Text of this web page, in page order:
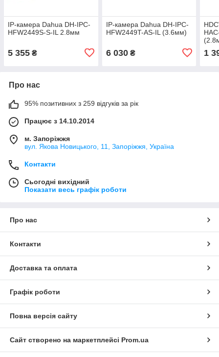
IP-камера Dahua DH-IPC-
HFW2449S-S-IL 2.8мм
5 355 ₴
IP-камера Dahua DH-IPC-
HFW2449T-AS-IL (3.6мм)
6 030₴ 1
Про нас
95% позитивних з 259 відгуків за рік
Працює з 14.10.2014
м. Запоріжжя
вул. Якова Новицького, 11, Запоріжжя, Україна
Контакти
Сьогодні вихідний
Показати весь графік роботи
Про нас
Контакти
Доставка та оплата
Графік роботи
Повна версія сайту
Сайт створено на маркетплейсі Prom.ua